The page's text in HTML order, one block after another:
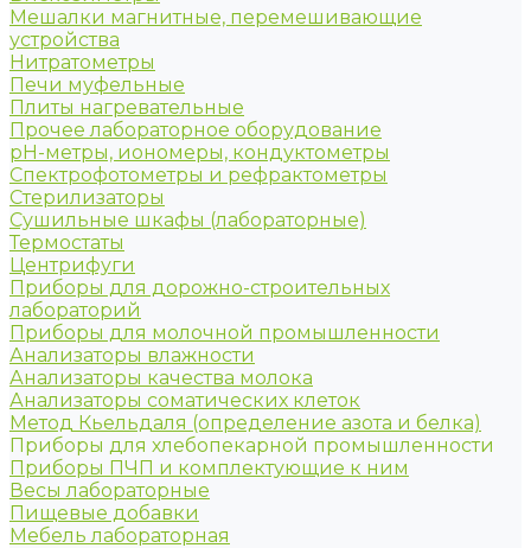
Мешалки магнитные, перемешивающие
устройства
Нитратометры
Печи муфельные
Плиты нагревательные
Прочее лабораторное оборудование
рН-метры, иономеры, кондуктометры
Спектрофотометры и рефрактометры
Стерилизаторы
Сушильные шкафы (лабораторные)
Термостаты
Центрифуги
Приборы для дорожно-строительных
лабораторий
Приборы для молочной промышленности
Анализаторы влажности
Анализаторы качества молока
Анализаторы соматических клеток
Метод Кьельдаля (определение азота и белка)
Приборы для хлебопекарной промышленности
Приборы ПЧП и комплектующие к ним
Весы лабораторные
Пищевые добавки
Мебель лабораторная